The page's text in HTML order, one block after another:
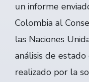
un informe
Colombia al
las Naciones
análisis de
realizado por la